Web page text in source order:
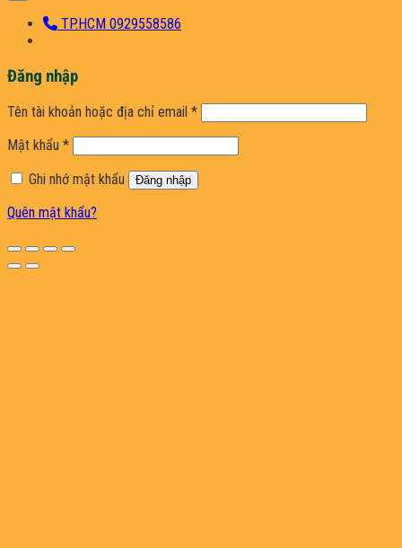
TP.HCM 0929558586
Đăng nhập
Tên tài khoản hoặc địa chỉ email *Bắt
buộc
Mật khẩu *Bắt
buộc
Ghi nhớ mật khẩu
Đăng nhập
Quên mật khẩu?